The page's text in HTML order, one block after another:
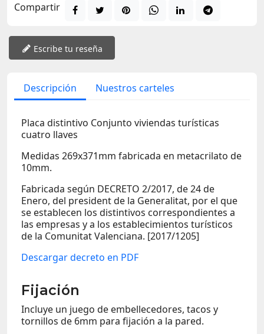
Compartir
Escribe tu reseña
Descripción Nuestros carteles
Placa distintivo Conjunto viviendas turísticas
cuatro llaves
Medidas 269x371mm fabricada en metacrilato de
10mm.
Fabricada según DECRETO 2/2017, de 24 de
Enero, del president de la Generalitat, por el que
se establecen los distintivos correspondientes a
las empresas y a los establecimientos turísticos
de la Comunitat Valenciana. [2017/1205]
Descargar decreto en PDF
Fijación
Incluye un juego de embellecedores, tacos y
tornillos de 6mm para fijación a la pared.